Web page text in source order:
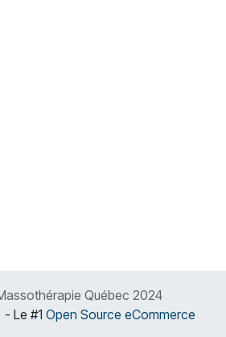
Québec 2024
- Le #1 Open Source eCommerce